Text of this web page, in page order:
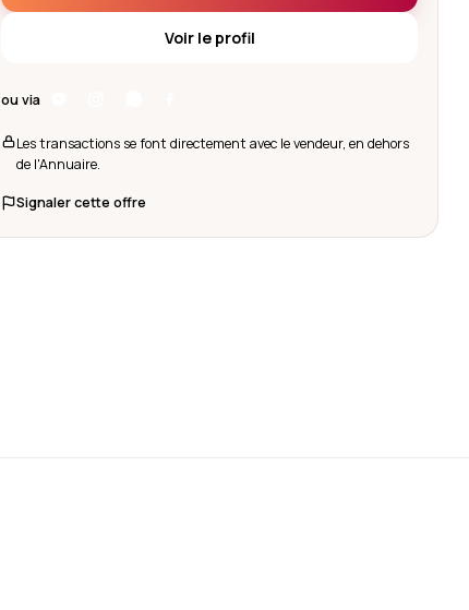
Voir le profil
ou via
Les transactions se font directement avec le vendeur, en dehors
de l'Annuaire.
Signaler cette offre